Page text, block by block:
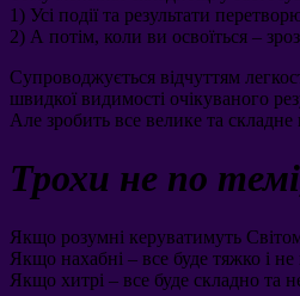
1) Усі події та результати
2) А потім, коли ви освоїться –
Супроводжується відчуттям
швидкої видимості очікуваного
Але зробить все велике та
Трохи не по темі
Якщо розумні керуватимуть
Якщо нахабні – все буде тяжко і
Якщо хитрі – все буде складно та